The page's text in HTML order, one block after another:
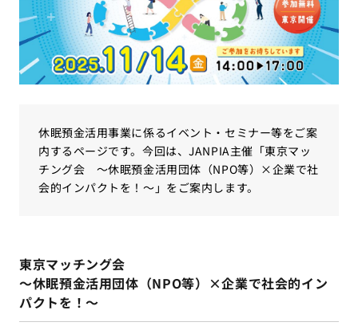
休眠預金活用事業に係るイベント・セミナー等をご案
内するページです。今回は、JANPIA主催「東京マッ
チング会 ～休眠預金活用団体（NPO等）×企業で社
会的インパクトを！～」をご案内します。
東京マッチング会
～休眠預金活用団体（NPO等）×企業で社会的イン
パクトを！～